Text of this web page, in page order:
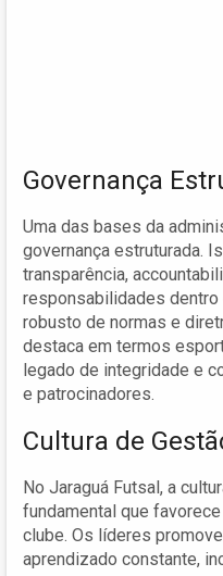
Governança
Uma das bases da
governança estruturada.
transparência,
responsabilidades dentro
robusto de normas e
destaca em termos
legado de integridade e
e patrocinadores.
Cultura de
No Jaraguá Futsal, a
fundamental que
clube. Os líderes
aprendizado constante,